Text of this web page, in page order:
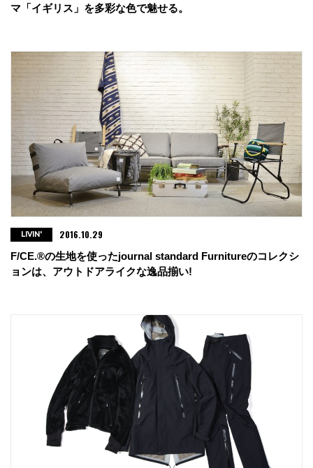
マ「イギリス」を多彩な色で魅せる。
F/CE.®の生地を使ったjournal standard Furnitureのコレクシ
ョンは、アウトドアライクな逸品揃い!
LIVIN' 2016.10.29